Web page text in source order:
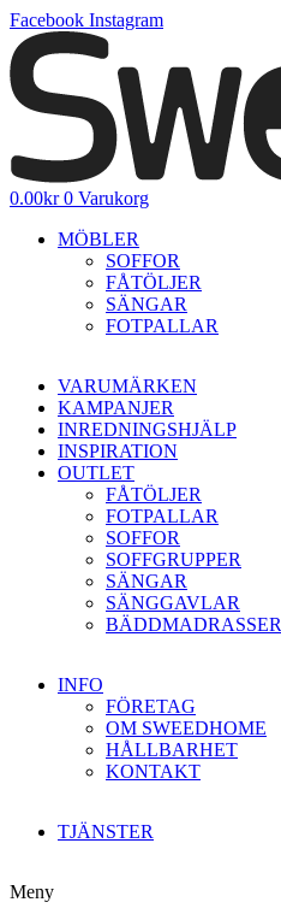
Hoppa
till
innehåll
Facebook Instagram
0.00kr 0 Varukorg
MÖBLER
SOFFOR
FÅTÖLJER
SÄNGAR
FOTPALLAR
VARUMÄRKEN
KAMPANJER
INREDNINGSHJÄLP
INSPIRATION
OUTLET
FÅTÖLJER
FOTPALLAR
SOFFOR
SOFFGRUPPER
SÄNGAR
SÄNGGAVLAR
BÄDDMADRASSER
INFO
FÖRETAG
OM SWEEDHOME
HÅLLBARHET
KONTAKT
TJÄNSTER
Meny